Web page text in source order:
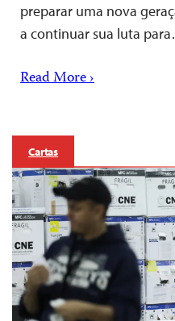
preparar uma nova
a continuar sua luta
Read More ›
Cartas